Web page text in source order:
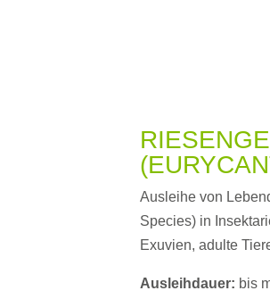
Ausleihe von
Species) in
Exuvien, adulte
Ausleihdauer: bis